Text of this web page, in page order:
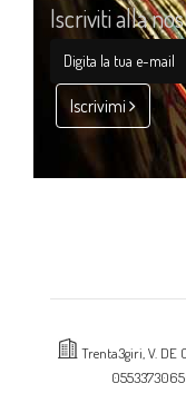
Iscriviti alla
Iscrivimi
Trenta3giri, V. DE